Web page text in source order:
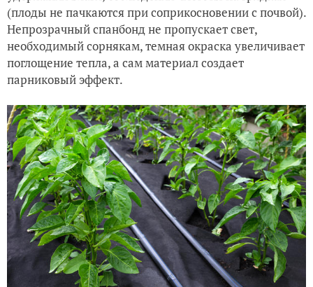
(плоды не пачкаются при соприкосновении с почвой).
Непрозрачный спанбонд не пропускает свет,
необходимый сорнякам, темная окраска увеличивает
поглощение тепла, а сам материал создает
парниковый эффект.